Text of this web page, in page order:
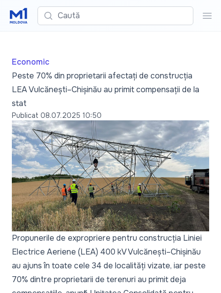
Caută
Economic
Peste 70% din proprietarii afectați de construcția
LEA Vulcănești–Chișinău au primit compensații de la
stat
Publicat 08.07.2025 10:50
Propunerile de expropriere pentru construcția Liniei
Electrice Aeriene (LEA) 400 kV Vulcănești–Chișinău
au ajuns în toate cele 34 de localități vizate, iar peste
70% dintre proprietarii de terenuri au primit deja